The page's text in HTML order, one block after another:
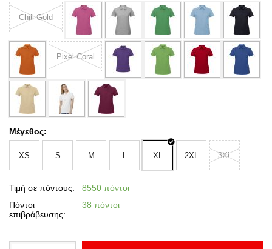
Chili Gold
Pixel Coral
Μέγεθος:
XS S M L XL 2XL 3XL
Τιμή σε πόντους:
8550 πόντοι
Πόντοι
επιβράβευσης:
38 πόντοι